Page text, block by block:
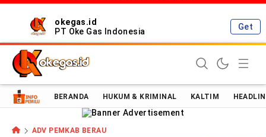
okegas.id
PT Oke Gas Indonesia
Get
Oke Gas Indonesia | Energi Positif Informasi Terkini!
BERANDA HUKUM & KRIMINAL KALTIM
ADV PEMKAB BERAU